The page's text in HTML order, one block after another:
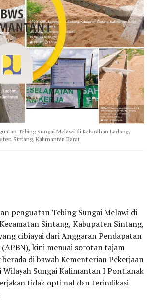
Tebing Sungai Melawi di Kelurahan Ladang,
Sintang, Kalimantan Barat
penguatan Tebing Sungai Melawi di
Sintang, Kabupaten Sintang,
dibiayai dari Anggaran Pendapatan
(APBN), kini menuai sorotan tajam
di bawah Kementerian Pekerjaan
Wilayah Sungai Kalimantan I Pontianak
tidak optimal dan terindikasi